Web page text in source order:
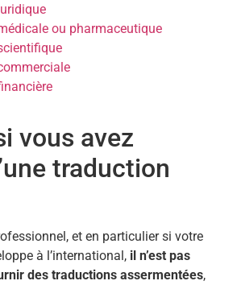
ou pharmaceutique
vous avez
traduction
et en particulier si votre
à l’international, il n’est pas
des traductions assermentées,